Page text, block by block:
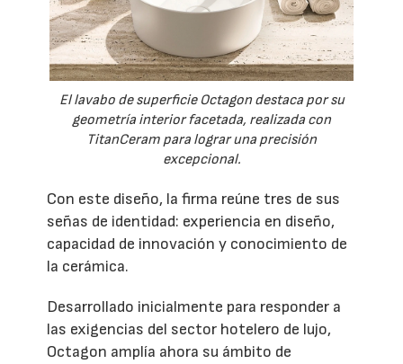
El lavabo de superficie Octagon destaca por su
geometría interior facetada, realizada con
TitanCeram para lograr una precisión
excepcional.
Con este diseño, la firma reúne tres de sus
señas de identidad: experiencia en diseño,
capacidad de innovación y conocimiento de
la cerámica.
Desarrollado inicialmente para responder a
las exigencias del sector hotelero de lujo,
Octagon amplía ahora su ámbito de